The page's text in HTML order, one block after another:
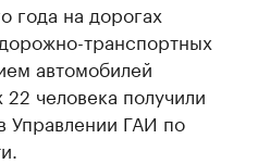
года на дорогах
транспортных
автомобилей
человека получили
ГАИ по